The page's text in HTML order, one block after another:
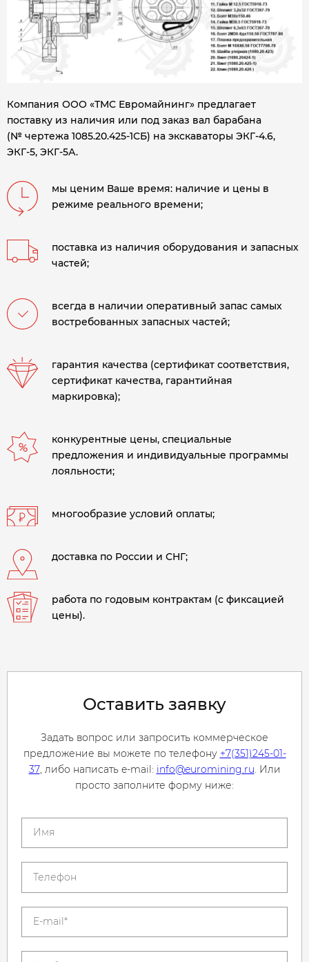
Компания ООО «ТМС Евромайнинг» предлагает
поставку из наличия или под заказ вал барабана
(№ чертежа 1085.20.425-1СБ) на экскаваторы ЭКГ-4.6,
ЭКГ-5, ЭКГ-5А.
мы ценим Ваше время: наличие и цены в
режиме реального времени;
поставка из наличия оборудования и запасных
частей;
всегда в наличии оперативный запас самых
востребованных запасных частей;
гарантия качества (сертификат соответствия,
сертификат качества, гарантийная
маркировка);
конкурентные цены, специальные
предложения и индивидуальные программы
лояльности;
многообразие условий оплаты;
доставка по России и СНГ;
работа по годовым контрактам (с фиксацией
цены).
Оставить заявку
Задать вопрос или запросить коммерческое
предложение вы можете по телефону +7(351)245-01-
37, либо написать e-mail: info@euromining.ru. Или
просто заполните форму ниже: